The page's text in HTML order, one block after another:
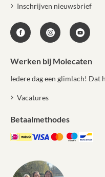
Inschrijven nieuwsbrief
Werken bij Molecaten
Iedere dag een glimlach!
Vacatures
Betaalmethodes